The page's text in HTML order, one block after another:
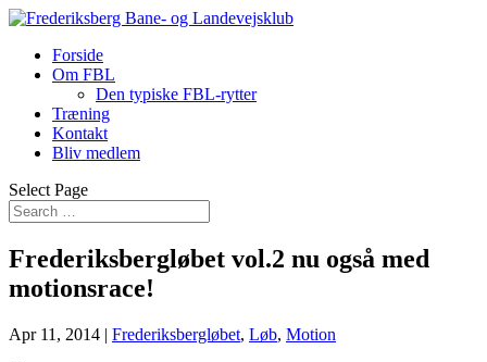
Forside
Om FBL
Den typiske FBL-rytter
Træning
Kontakt
Bliv medlem
Select Page
Frederiksbergløbet vol.2 nu også med
motionsrace!
Apr 11, 2014 | Frederiksbergløbet, Løb, Motion